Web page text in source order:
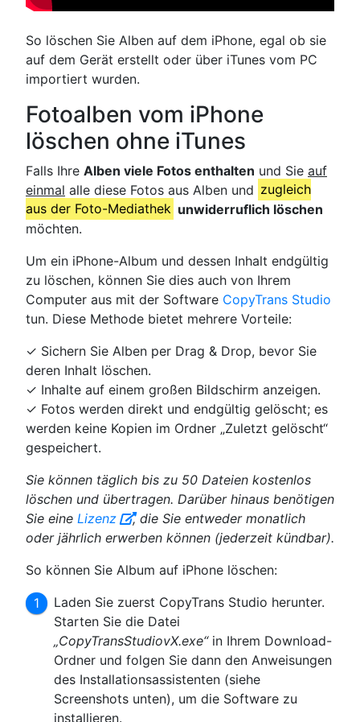
So löschen Sie Alben auf dem iPhone, egal ob sie
auf dem Gerät erstellt oder über iTunes vom PC
importiert wurden.
Fotoalben vom iPhone
löschen ohne iTunes
Falls Ihre Alben viele Fotos enthalten und Sie auf
einmal alle diese Fotos aus Alben und zugleich
aus der Foto-Mediathek unwiderruflich löschen
möchten.
Um ein iPhone-Album und dessen Inhalt endgültig
zu löschen, können Sie dies auch von Ihrem
Computer aus mit der Software CopyTrans Studio
tun. Diese Methode bietet mehrere Vorteile:
✓ Sichern Sie Alben per Drag & Drop, bevor Sie
deren Inhalt löschen.
✓ Inhalte auf einem großen Bildschirm anzeigen.
✓ Fotos werden direkt und endgültig gelöscht; es
werden keine Kopien im Ordner „Zuletzt gelöscht“
gespeichert.
Sie können täglich bis zu 50 Dateien kostenlos
löschen und übertragen. Darüber hinaus benötigen
Sie eine Lizenz
, die Sie entweder monatlich
oder jährlich erwerben können (jederzeit kündbar).
So können Sie Album auf iPhone löschen:
Laden Sie zuerst CopyTrans Studio herunter.
Starten Sie die Datei
„CopyTransStudiovX.exe“in Ihrem Download-
Ordner und folgen Sie dann den Anweisungen
des Installationsassistenten (siehe
Screenshots unten), um die Software zu
installieren.